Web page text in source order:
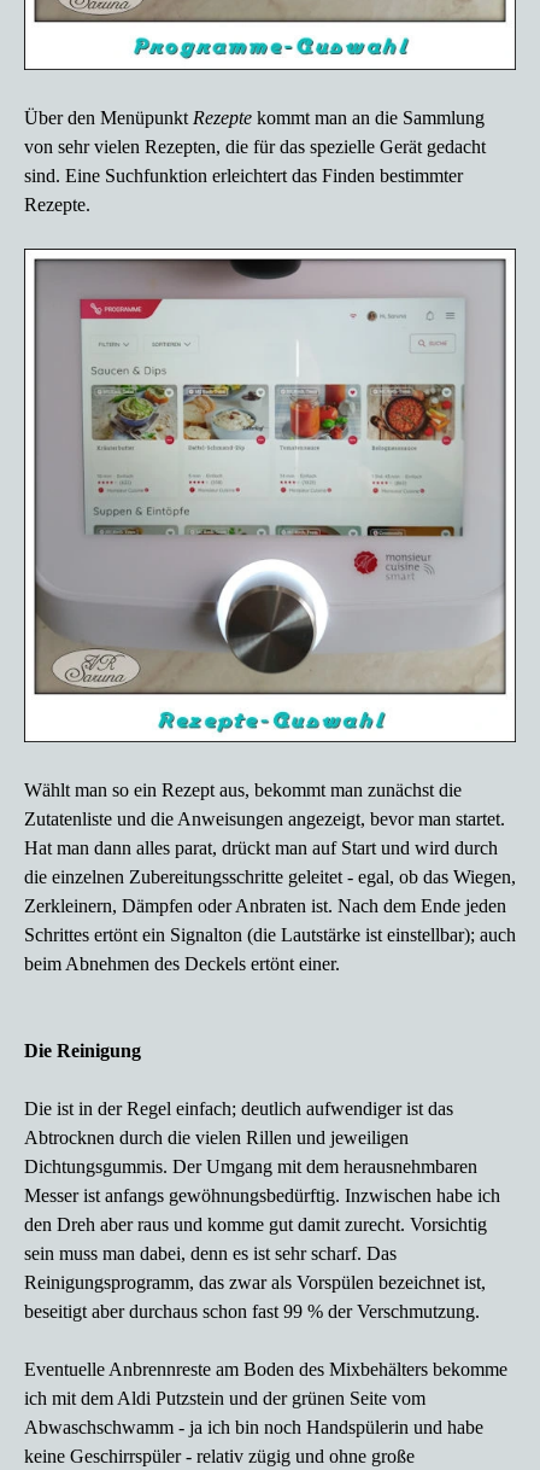
Über den Menüpunkt Rezepte kommt man an die Sammlung
von sehr vielen Rezepten, die für das spezielle Gerät gedacht
sind. Eine Suchfunktion erleichtert das Finden bestimmter
Rezepte.
Wählt man so ein Rezept aus, bekommt man zunächst die
Zutatenliste und die Anweisungen angezeigt, bevor man startet.
Hat man dann alles parat, drückt man auf Start und wird durch
die einzelnen Zubereitungsschritte geleitet - egal, ob das Wiegen,
Zerkleinern, Dämpfen oder Anbraten ist. Nach dem Ende jeden
Schrittes ertönt ein Signalton (die Lautstärke ist einstellbar); auch
beim Abnehmen des Deckels ertönt einer.
Die Reinigung
Die ist in der Regel einfach; deutlich aufwendiger ist das
Abtrocknen durch die vielen Rillen und jeweiligen
Dichtungsgummis. Der Umgang mit dem herausnehmbaren
Messer ist anfangs gewöhnungsbedürftig. Inzwischen habe ich
den Dreh aber raus und komme gut damit zurecht. Vorsichtig
sein muss man dabei, denn es ist sehr scharf. Das
Reinigungsprogramm, das zwar als Vorspülen bezeichnet ist,
beseitigt aber durchaus schon fast 99 % der Verschmutzung.
Eventuelle Anbrennreste am Boden des Mixbehälters bekomme
ich mit dem Aldi Putzstein und der grünen Seite vom
Abwaschschwamm - ja ich bin noch Handspülerin und habe
keine Geschirrspüler - relativ zügig und ohne große